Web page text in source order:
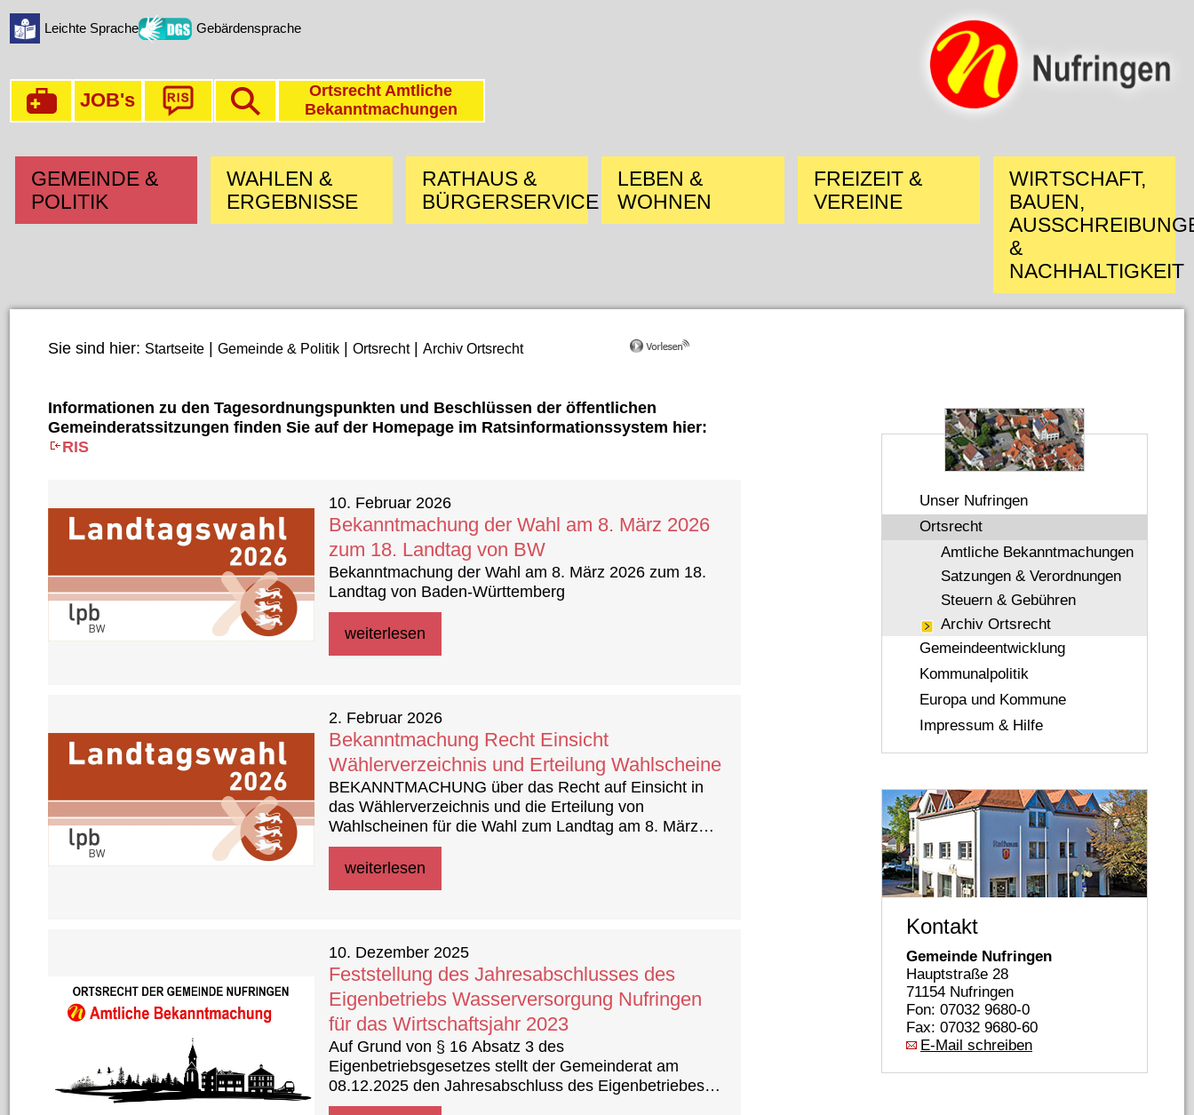
Leichte Sprache Gebärdensprache
JOB's
Ortsrecht Amtliche
Bekanntmachungen
GEMEINDE &
POLITIK
WAHLEN &
ERGEBNISSE
RATHAUS &
BÜRGERSERVICE
LEBEN &
WOHNEN
FREIZEIT &
VEREINE
WIRTSCHAFT,
BAUEN,
&
NACHHALTIGKEIT
Sie sind hier: Startseite |Gemeinde & Politik |Ortsrecht|Archiv Ortsrecht
Informationen zu den Tagesordnungspunkten und Beschlüssen der öffentlichen
Gemeinderatssitzungen finden Sie auf der Homepage im Ratsinformationssystem hier:
RIS
10. Februar 2026
Bekanntmachung der Wahl am 8. März 2026
zum 18. Landtag von BW
Bekanntmachung der Wahl am 8. März 2026 zum 18.
Landtag von Baden-Württemberg
weiterlesen
2. Februar 2026
Bekanntmachung Recht Einsicht
Wählerverzeichnis und Erteilung Wahlscheine
BEKANNTMACHUNG über das Recht auf Einsicht in
das Wählerverzeichnis und die Erteilung von
Wahlscheinen für die Wahl zum Landtag am 8. März
2026
weiterlesen
10. Dezember 2025
Feststellung des Jahresabschlusses des
Eigenbetriebs Wasserversorgung Nufringen
für das Wirtschaftsjahr 2023
Auf Grund von § 16 Absatz 3 des
Eigenbetriebsgesetzes stellt der Gemeinderat am
08.12.2025 den Jahresabschluss des Eigenbetriebes
Wasserversorgung Nufringen für das Jahr 2023 fest
Unser Nufringen
Ortsrecht
Amtliche Bekanntmachungen
Satzungen & Verordnungen
Steuern & Gebühren
Archiv Ortsrecht
Gemeindeentwicklung
Kommunalpolitik
Europa und Kommune
Impressum & Hilfe
Kontakt
Gemeinde Nufringen
Hauptstraße 28
71154 Nufringen
Fon: 07032 9680-0
Fax: 07032 9680-60
E-Mail schreiben